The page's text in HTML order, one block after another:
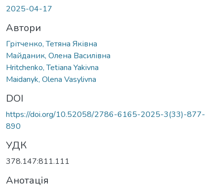
2025-04-17
Автори
Грітченко, Тетяна Яківна
Майданик, Олена Василівна
Нritchenko, Tetіana Yakivna
Maidanyk, Olena Vasylivna
DOI
https://doi.org/10.52058/2786-6165-2025-3(33)-877-
890
УДК
378.147:811.111
Анотація